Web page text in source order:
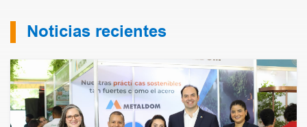
Noticias recientes